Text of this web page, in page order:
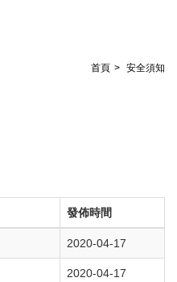
首頁 安全須知
發佈時間
2020-04-17
2020-04-17